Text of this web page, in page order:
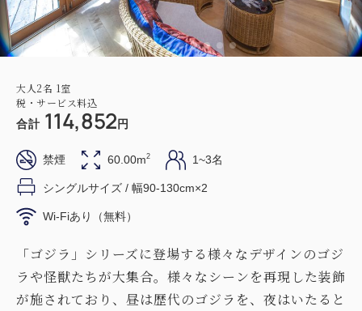
大人2名 1室
税・サービス料込
合計 114,852 円
禁煙 60.00m2 1~3名
シングルサイズ / 幅90-130cm×2
Wi-Fiあり（無料）
「ゴジラ」シリーズに登場する様々なデザインのゴジ
ラや怪獣たちが大集合。様々なシーンを再現した装飾
が施されており、昼は歴代のゴジラを、夜はいたると